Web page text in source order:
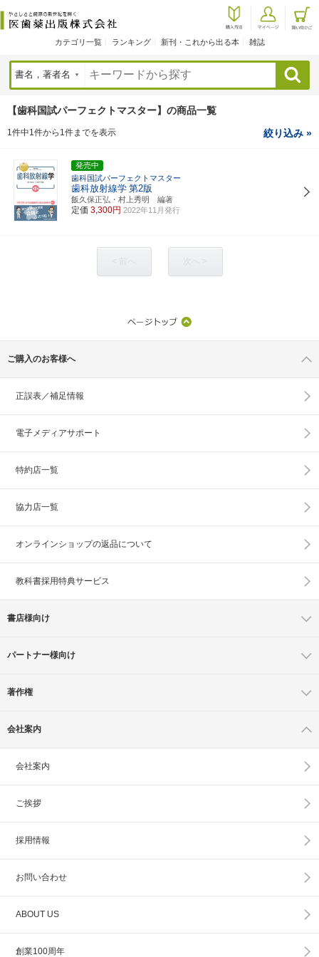
カテゴリ一覧 ランキング 新刊・これから出る本 雑誌
検索
【歯科国試パーフェクトマスター】の商品一覧
1件中1件から1件までを表示 絞り込み »
発売中
歯科国試パーフェクトマスター
歯科放射線学 第2版
飯久保正弘・村上秀明 編著
定価 3,300円 2022年11月発行
ご購入のお客様へ
正誤表／補足情報
電子メディアサポート
特約店一覧
協力店一覧
オンラインショップの返品について
教科書採用特典サービス
書店様向け
パートナー様向け
著作権
会社案内
会社案内
ご挨拶
採用情報
お問い合わせ
ABOUT US
創業100周年